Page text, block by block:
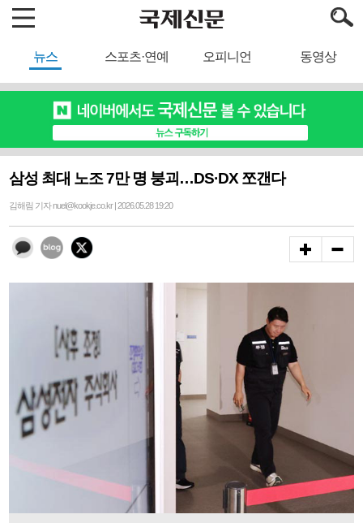
뉴스 스포츠·연예 오피니언 동영상
삼성 최대 노조 7만 명 붕괴…DS·DX 쪼갠다
김해림 기자 nuel@kookje.co.kr | 2026.05.28 19:20